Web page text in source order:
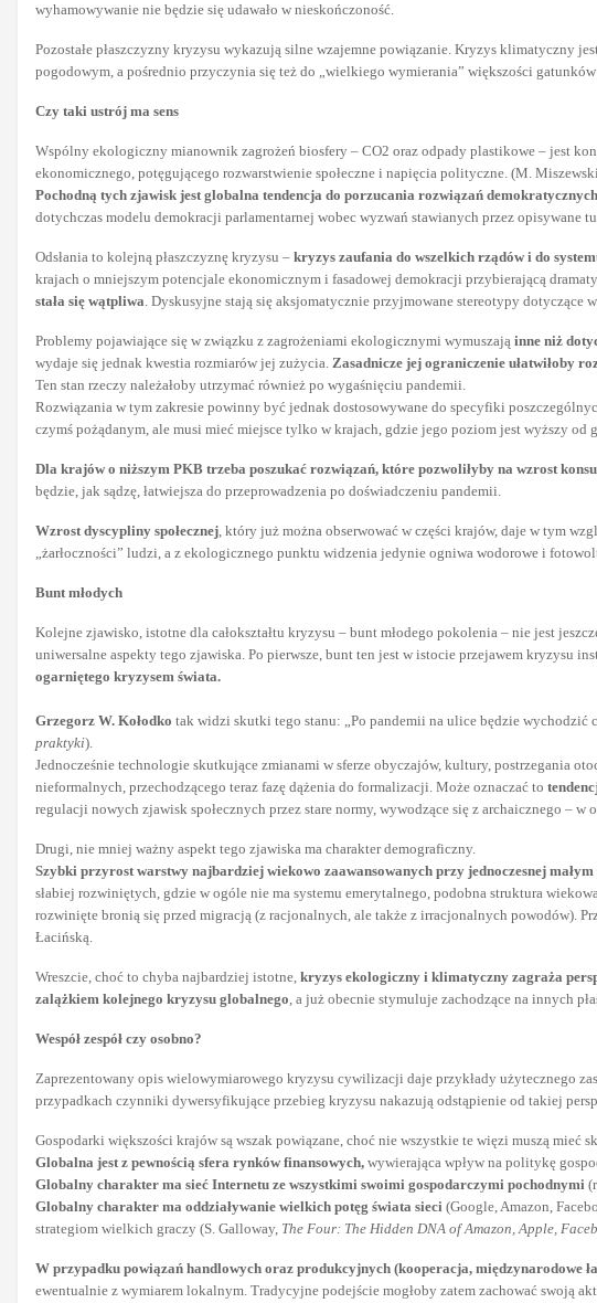
wyhamowywanie nie będzie się udawało w nieskończoność.
Pozostałe płaszczyzny kryzysu wykazują silne wzajemne powiązanie. Kryzys klimatyczny
pogodowym, a pośrednio przyczynia się też do „wielkiego wymierania” większości
Czy taki ustrój ma sens
Wspólny ekologiczny mianownik zagrożeń biosfery – CO2 oraz odpady plastikowe – jest
ekonomicznego, potęgującego rozwarstwienie społeczne i napięcia polityczne. (M. Miszewski,
Pochodną tych zjawisk jest globalna tendencja do porzucania rozwiązań
dotychczas modelu demokracji parlamentarnej wobec wyzwań stawianych przez opisywane
Odsłania to kolejną płaszczyznę kryzysu – kryzys zaufania do wszelkich rządów i do
krajach o mniejszym potencjale ekonomicznym i fasadowej demokracji przybierającą
stała się wątpliwa . Dyskusyjne stają się aksjomatycznie przyjmowane stereotypy
Problemy pojawiające się w związku z zagrożeniami ekologicznymi wymuszają inne niż
wydaje się jednak kwestia rozmiarów jej zużycia. Zasadnicze jej ograniczenie ułatwiłoby
Ten stan rzeczy należałoby utrzymać również po wygaśnięciu pandemii.
Rozwiązania w tym zakresie powinny być jednak dostosowywane do specyfiki
czymś pożądanym, ale musi mieć miejsce tylko w krajach, gdzie jego poziom jest wyższy od
Dla krajów o niższym PKB trzeba poszukać rozwiązań, które pozwoliłyby na wzrost
będzie, jak sądzę, łatwiejsza do przeprowadzenia po doświadczeniu pandemii.
Wzrost dyscypliny społecznej , który już można obserwować w części krajów, daje w tym
„żarłoczności” ludzi, a z ekologicznego punktu widzenia jedynie ogniwa wodorowe i
Bunt młodych
Kolejne zjawisko, istotne dla całokształtu kryzysu – bunt młodego pokolenia – nie jest
uniwersalne aspekty tego zjawiska. Po pierwsze, bunt ten jest w istocie przejawem kryzysu
ogarniętego kryzysem świata.
Grzegorz W. Kołodko tak widzi skutki tego stanu: „Po pandemii na ulice będzie wychodzić
praktyki).
Jednocześnie technologie skutkujące zmianami w sferze obyczajów, kultury, postrzegania
nieformalnych, przechodzącego teraz fazę dążenia do formalizacji. Może oznaczać to
regulacji nowych zjawisk społecznych przez stare normy, wywodzące się z archaicznego – w
Drugi, nie mniej ważny aspekt tego zjawiska ma charakter demograficzny.
Szybki przyrost warstwy najbardziej wiekowo zaawansowanych przy jednoczesnej
słabiej rozwiniętych, gdzie w ogóle nie ma systemu emerytalnego, podobna struktura
rozwinięte bronią się przed migracją (z racjonalnych, ale także z irracjonalnych powodów).
Łacińską.
Wreszcie, choć to chyba najbardziej istotne, kryzys ekologiczny i klimatyczny zagraża
zalążkiem kolejnego kryzysu globalnego , a już obecnie stymuluje zachodzące na innych
Wespół zespół czy osobno?
Zaprezentowany opis wielowymiarowego kryzysu cywilizacji daje przykłady użytecznego
przypadkach czynniki dywersyfikujące przebieg kryzysu nakazują odstąpienie od takiej
Gospodarki większości krajów są wszak powiązane, choć nie wszystkie te więzi muszą mieć
Globalna jest z pewnością sfera rynków finansowych, wywierająca wpływ na politykę
Globalny charakter ma sieć Internetu ze wszystkimi swoimi gospodarczymi pochodnymi
Globalny charakter ma oddziaływanie wielkich potęg świata sieci (Google, Amazon,
strategiom wielkich graczy (S. Galloway, The Four: The Hidden DNA of Amazon, Apple,
W przypadku powiązań handlowych oraz produkcyjnych (kooperacja, międzynarodowe
ewentualnie z wymiarem lokalnym. Tradycyjne podejście mogłoby zatem zachować swoją